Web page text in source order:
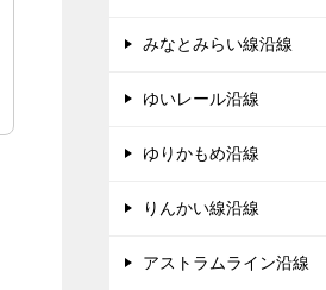
みなとみらい線沿線
ゆいレール沿線
ゆりかもめ沿線
りんかい線沿線
アストラムライン沿線